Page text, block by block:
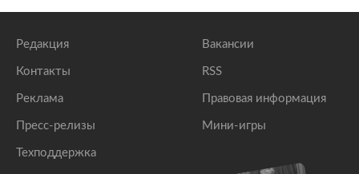
Редакция
Контакты
Реклама
Пресс-релизы
Техподдержка
Вакансии
RSS
Правовая информация
Мини-игры